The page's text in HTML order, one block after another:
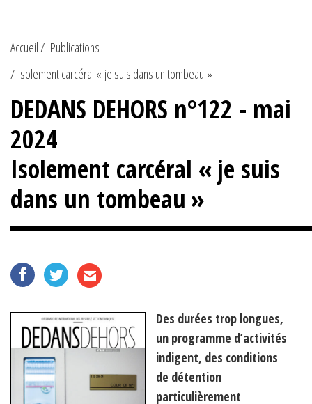
Accueil
Publications
Isolement carcéral « je suis dans un tombeau »
DEDANS DEHORS n°122 - mai
2024
Isolement carcéral « je suis
dans un tombeau »
Des durées trop longues,
un programme d’activités
indigent, des conditions
de détention
particulièrement